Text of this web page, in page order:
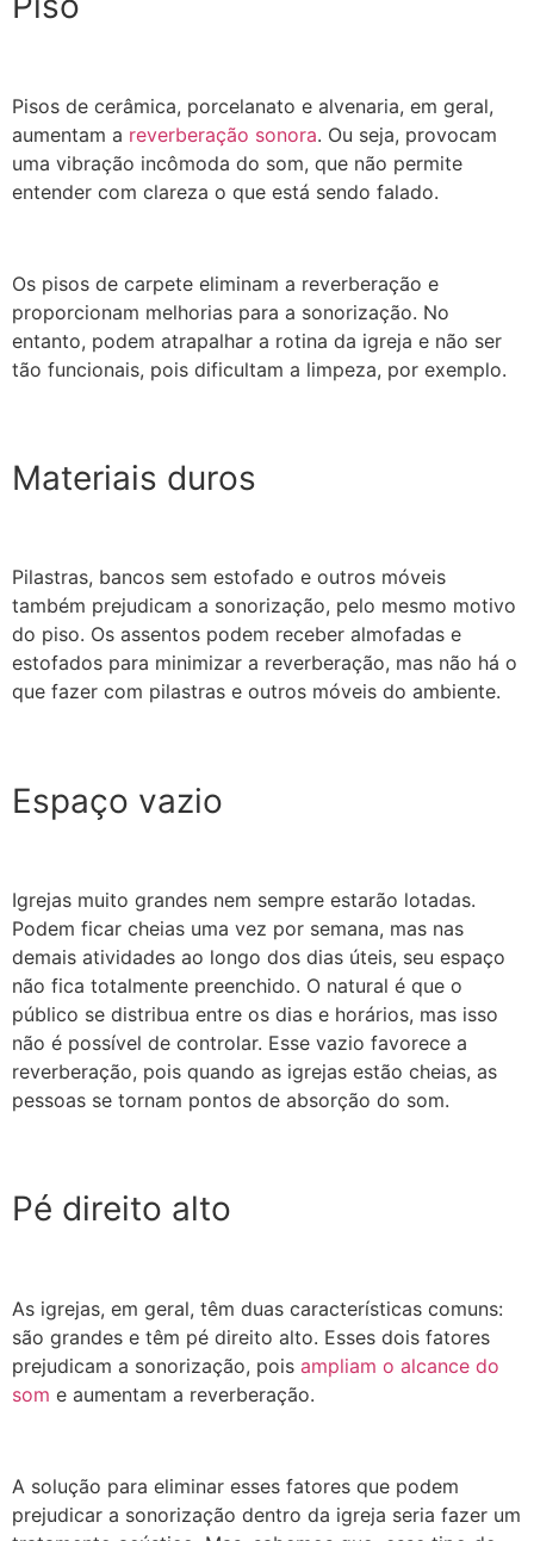
Pisos de cerâmica, porcelanato e alvenaria, em geral,
aumentam a reverberação sonora. Ou seja, provocam
uma vibração incômoda do som, que não permite
entender com clareza o que está sendo falado.
Os pisos de carpete eliminam a reverberação e
proporcionam melhorias para a sonorização. No
entanto, podem atrapalhar a rotina da igreja e não ser
tão funcionais, pois dificultam a limpeza, por exemplo.
Materiais duros
Pilastras, bancos sem estofado e outros móveis
também prejudicam a sonorização, pelo mesmo motivo
do piso. Os assentos podem receber almofadas e
estofados para minimizar a reverberação, mas não há o
que fazer com pilastras e outros móveis do ambiente.
Espaço vazio
Igrejas muito grandes nem sempre estarão lotadas.
Podem ficar cheias uma vez por semana, mas nas
demais atividades ao longo dos dias úteis, seu espaço
não fica totalmente preenchido. O natural é que o
público se distribua entre os dias e horários, mas isso
não é possível de controlar. Esse vazio favorece a
reverberação, pois quando as igrejas estão cheias, as
pessoas se tornam pontos de absorção do som.
Pé direito alto
As igrejas, em geral, têm duas características comuns:
são grandes e têm pé direito alto. Esses dois fatores
prejudicam a sonorização, pois ampliam o alcance do
som e aumentam a reverberação.
A solução para eliminar esses fatores que podem
prejudicar a sonorização dentro da igreja seria fazer um